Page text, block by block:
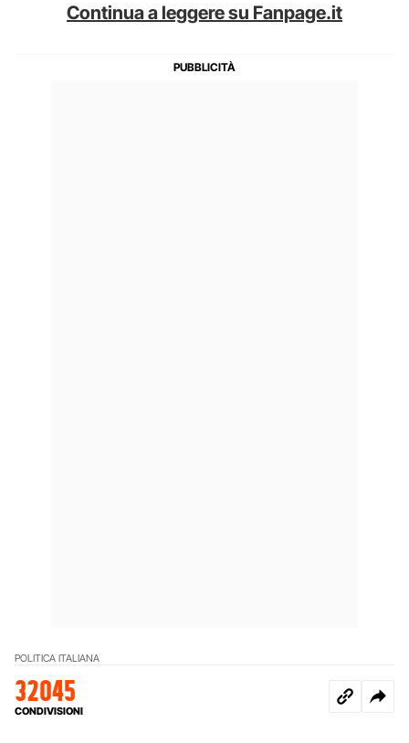
Continua a leggere su Fanpage.it
POLITICA ITALIANA
32045
CONDIVISIONI